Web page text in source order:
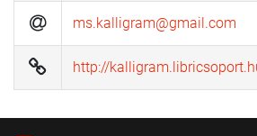
ms.kalligram@gmail.com
http://